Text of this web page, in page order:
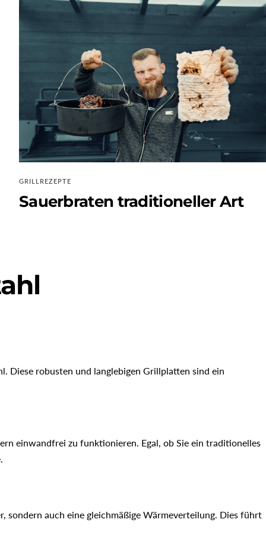
GRILLREZEPTE
Sauerbraten traditioneller Art
Diese robusten und langlebigen Grillplatten sind ein
einwandfrei zu funktionieren. Egal, ob Sie ein traditionelles
sondern auch eine gleichmäßige Wärmeverteilung. Dies führt